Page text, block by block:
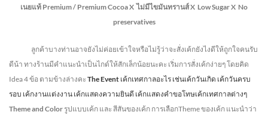
เนยแท้ Premium / Premium CocoaX ไม่มีไขมันทรานส์X Low SugarX No
preservatives
ลูกค้าบางท่านอาจยังไม่ค่อยเข้าใจหรือไม่รู้ว่าจะสั่งเค้กยังไงดีให้ถูกใจคนรับ
ดีน้า ทางร้านมีคำแนะนำเป็นไกด์ให้สักเล็กน้อยนะคะ เริ่มการสั่งเค้กง่ายๆ โดยคิด
Idea 4 ข้อ ตามข้างล่างคะ The Event เค้กเทศกาลอะไร เช่นเค้กวันเกิด เค้กวันครบ
รอบ เค้กงานแต่งงาน เค้กแสดงความยินดี เค้กแสดงคำขอโทษเค้กเทศกาลต่างๆ
Theme and Color รูปแบบเค้ก และ สีสันของเค้ก การเลือกTheme ของเค้ก แนะนำว่า